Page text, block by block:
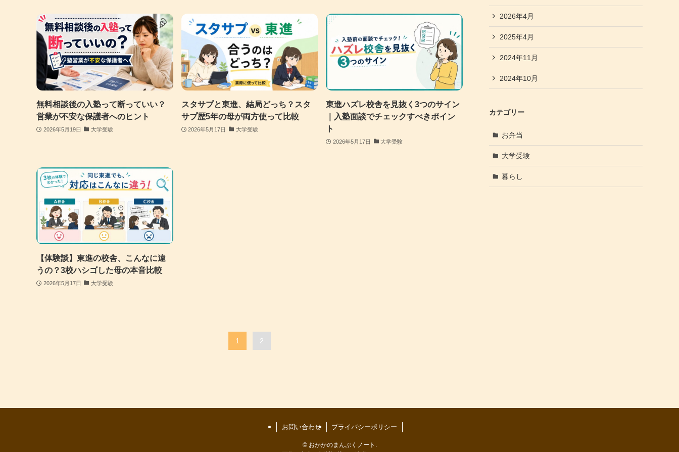
無料相談後の入塾って断っていい？
営業が不安な保護者へのヒント
2026年5月19日 大学受験
スタサプと東進、結局どっち？スタ
サプ歴5年の母が両方使って比較
2026年5月17日 大学受験
東進ハズレ校舎を見抜く3つのサイン
｜入塾面談でチェックすべきポイン
ト
2026年5月17日 大学受験
【体験談】東進の校舎、こんなに違
うの？3校ハシゴした母の本音比較
2026年5月17日 大学受験
1 2
2026年4月
2025年4月
2024年11月
2024年10月
カテゴリー
お弁当
大学受験
暮らし
お問い合わせ プライバシーポリシー
©おかかのまんぷくノート.